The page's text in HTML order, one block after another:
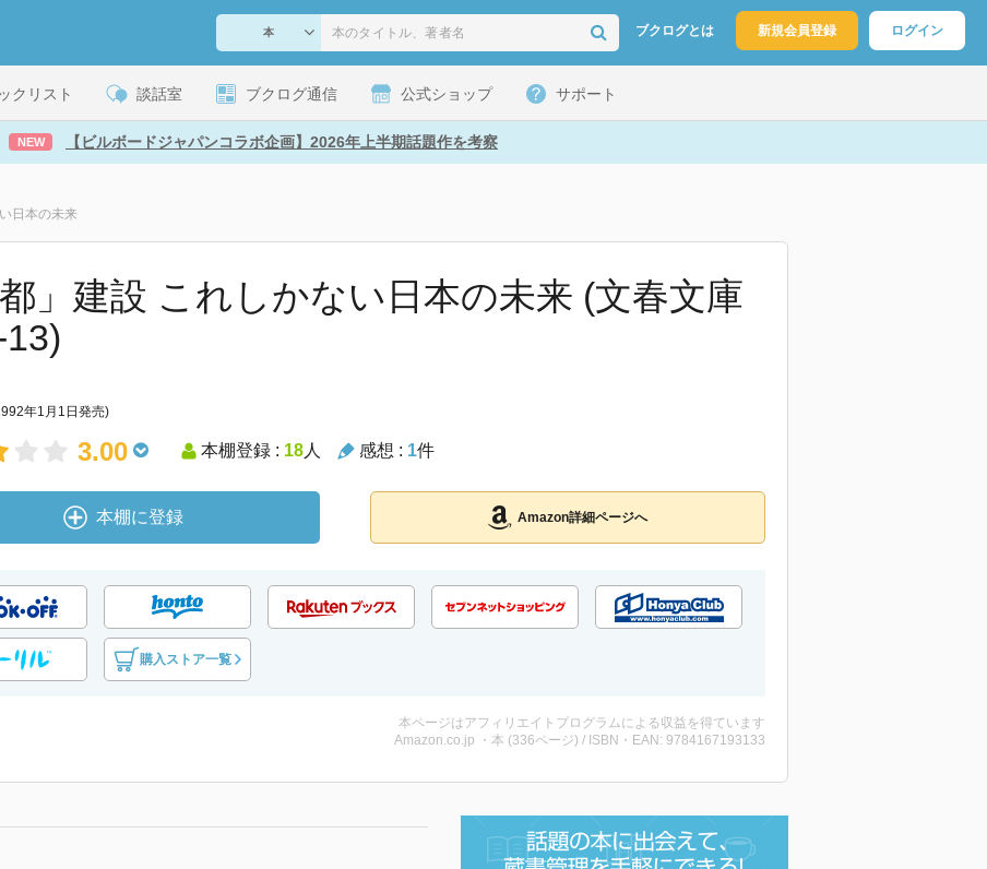
ブクログとは 新規会員登録 ログイン
クリスト 談話室 ブクログ通信 公式ショップ サポート
NEW 【ビルボードジャパンコラボ企画】2026年上半期話題作を考察
日本の未来
都」建設 これしかない日本の未来 (文春文庫
年1月1日発売)
3.00 本棚登録 : 18人 感想 : 1件
本棚に登録 Amazon詳細ページへ
購入ストア一覧
本ページはアフィリエイトプログラムによる収益を得ています
Amazon.co.jp ・本 (336ページ) / ISBN・EAN: 9784167193133